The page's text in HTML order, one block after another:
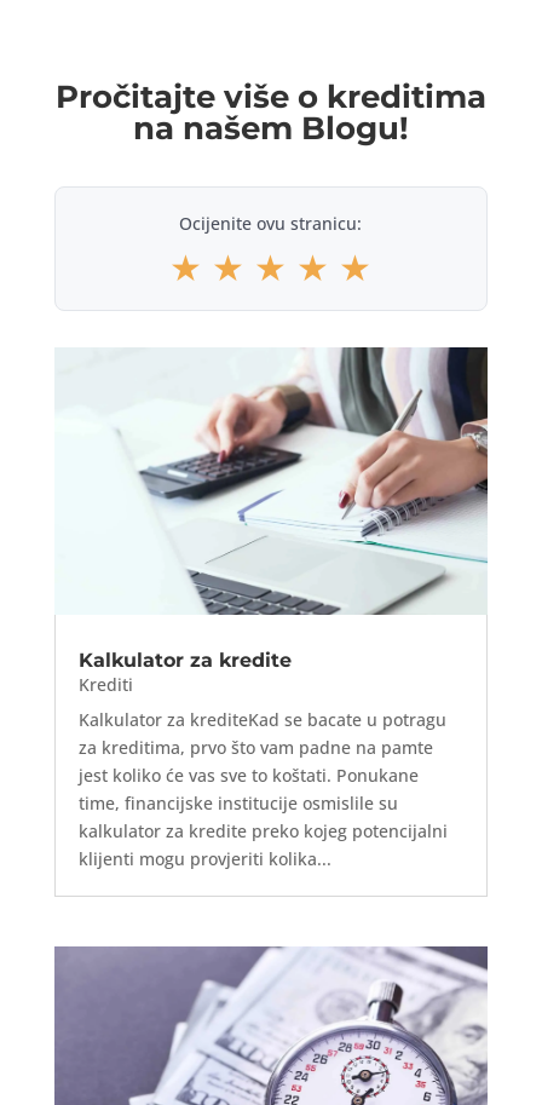
Pročitajte više o kreditima
na našem Blogu!
Ocijenite ovu stranicu:
★ ★ ★ ★ ★
Kalkulator za kredite
Krediti
Kalkulator za krediteKad se bacate u potragu
za kreditima, prvo što vam padne na pamte
jest koliko će vas sve to koštati. Ponukane
time, financijske institucije osmislile su
kalkulator za kredite preko kojeg potencijalni
klijenti mogu provjeriti kolika...